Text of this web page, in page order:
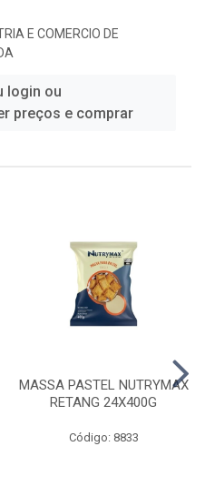
E COMERCIO DE
login ou
preços e comprar
MASSA PASTEL NUTRYMAX
RETANG 24X400G
Código: 8833